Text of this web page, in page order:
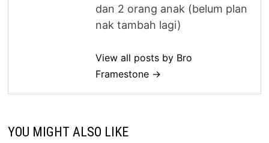
dan 2 orang anak (belum plan
nak tambah lagi)
View all posts by Bro
Framestone →
YOU MIGHT ALSO LIKE